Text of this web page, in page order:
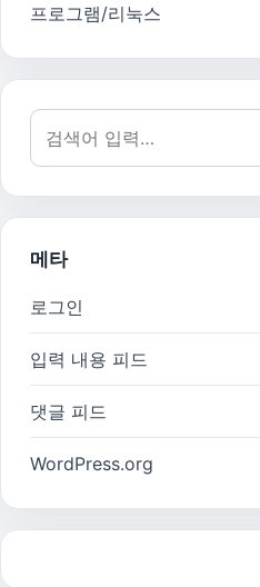
프로그램/리눅스
검색어:
메타
로그인
입력 내용 피드
댓글 피드
WordPress.org